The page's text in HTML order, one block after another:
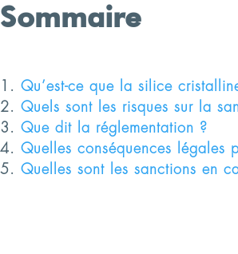
Sommaire
Qu’est-ce que la silice
Quels sont les risques sur la
Que dit la réglementation ?
Quelles conséquences légales
Quelles sont les sanctions en